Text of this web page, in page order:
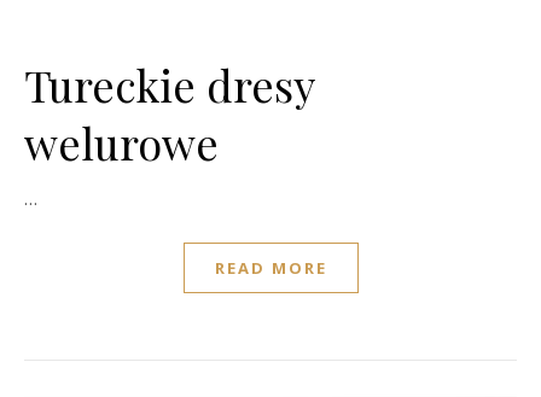
Tureckie dresy
welurowe
…
READ MORE